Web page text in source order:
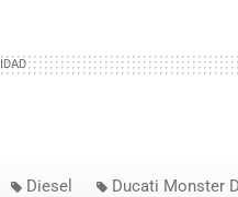
Diesel Ducati Monster